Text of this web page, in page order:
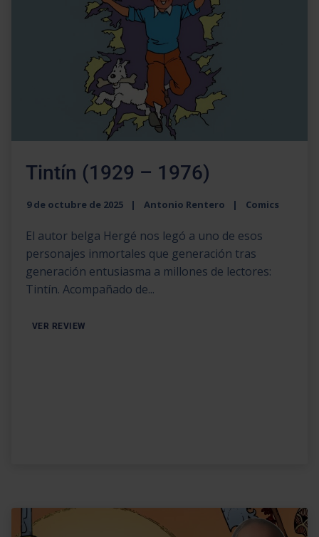
Tintín (1929 – 1976)
9 de octubre de 2025 Antonio Rentero Comics
El autor belga Hergé nos legó a uno de esos
personajes inmortales que generación tras
generación entusiasma a millones de lectores:
Tintín. Acompañado de...
VER REVIEW